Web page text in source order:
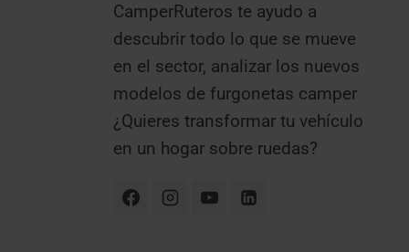
CamperRuteros te ayudo a
descubrir todo lo que se mueve
en el sector, analizar los nuevos
modelos de furgonetas camper
¿Quieres transformar tu vehículo
en un hogar sobre ruedas?